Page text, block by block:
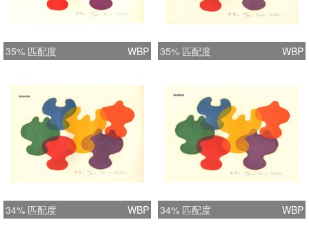
35% 匹配度 WBP 35% 匹配度 WBP
34% 匹配度 WBP 34% 匹配度 WBP